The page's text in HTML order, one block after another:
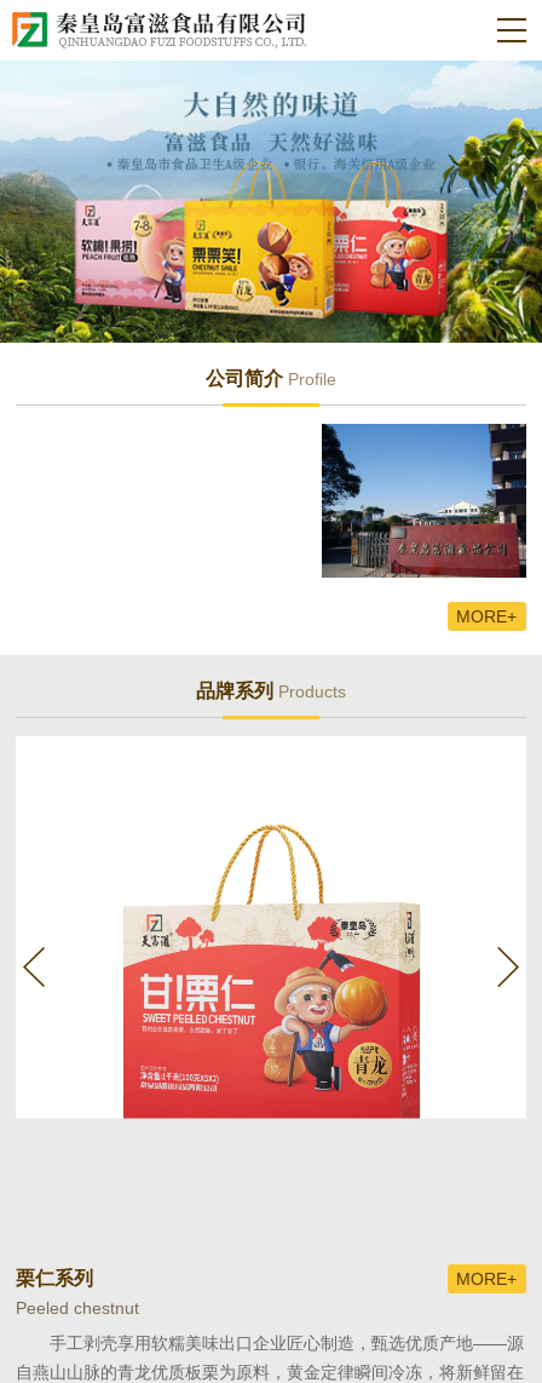
公司简介 Profile
MORE+
品牌系列 Products
栗仁系列
Peeled chestnut
手工剥壳享用软糯美味出口企业匠心制造，甄选优质产地——源
自燕山山脉的青龙优质板栗为原料，黄金定律瞬间冷冻，将新鲜留在
MORE+